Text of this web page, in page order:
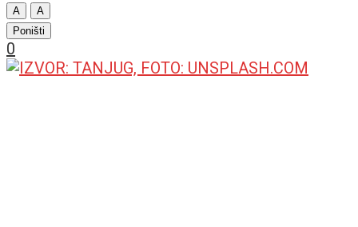
A
A
Poništi
0